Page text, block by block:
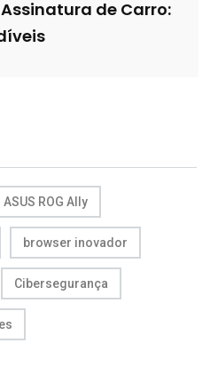
de Carro:
ASUS ROG Ally
browser inovador
Cibersegurança